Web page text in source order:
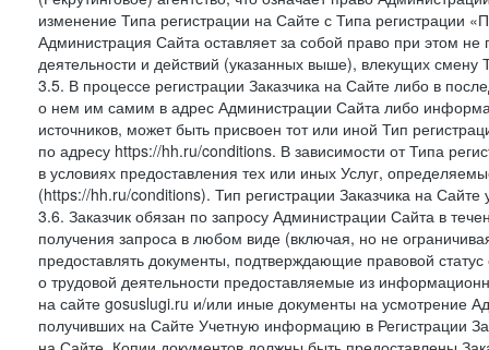
изменение Типа регистрации на Сайте с Типа регистрации
Администрация Сайта оставляет за собой право при этом не
деятельности и действий (указанных выше), влекущих смену
3.5. В процессе регистрации Заказчика на Сайте либо в
о нем им самим в адрес Администрации Сайта либо
источников, может быть присвоен тот или иной Тип
по адресу https://hh.ru/conditions. В зависимости от Типа
в условиях предоставления тех или иных Услуг,
(https://hh.ru/conditions). Тип регистрации Заказчика на
3.6. Заказчик обязан по запросу Администрации Сайта в
получения запроса в любом виде (включая, но не
предоставлять документы, подтверждающие правовой
о трудовой деятельности предоставляемые из
на сайте gosuslugi.ru и/или иные документы на усмотрение
получивших на Сайте Учетную информацию в Регистрации